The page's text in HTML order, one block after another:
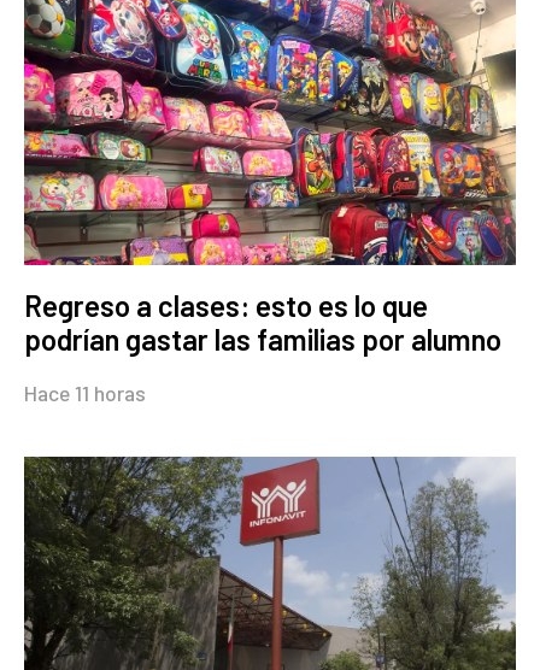
Regreso a clases: esto es lo que
podrían gastar las familias por alumno
Hace 11 horas